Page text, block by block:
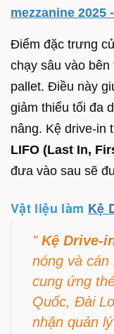
mezzanine 2025
Điểm đặc trưng
chạy sâu vào
pallet. Điều này
giảm thiểu tối đa
nâng. Kệ drive-in
LIFO (Last In,
đưa vào sau sẽ
Vật liệu làm Kệ
" Kệ Drive-
nóng và
cung ứng
Quốc, Đài
nhận quản